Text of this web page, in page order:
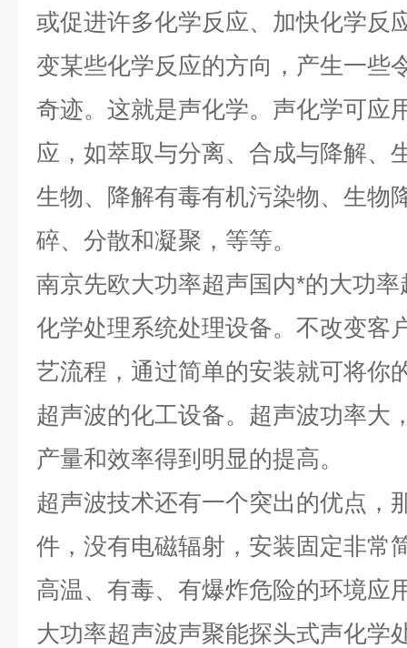
或促进许多化学反应、加快化学反
变某些化学反应的方向，产生一些
奇迹。这就是声化学。声化学可应
应，如萃取与分离、合成与降解、
生物、降解有毒有机污染物、生物
碎、分散和凝聚，等等。
南京先欧大功率超声国内*的大功率
化学处理系统处理设备。不改变客
艺流程，通过简单的安装就可将你
超声波的化工设备。超声波功率大
产量和效率得到明显的提高。
超声波技术还有一个突出的优点，
件，没有电磁辐射，安装固定非常
高温、有毒、有爆炸危险的环境应
大功率超声波声聚能探头式声化学